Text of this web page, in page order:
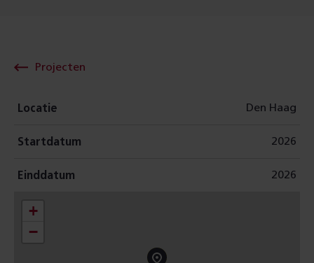
Projecten
Locatie Den Haag
Startdatum 2026
Einddatum 2026
+
−